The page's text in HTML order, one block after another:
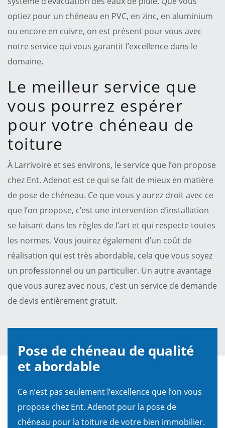
optiez pour un chéneau en PVC, en zinc, en aluminium
ou encore en cuivre, on est présent pour vous avec
notre service qui vous garantit l’excellence dans le
domaine.
Le meilleur service que
vous pourrez espérer
pour votre chéneau de
toiture
À Larrivoire et ses environs, le service que l’on propose
chez Ent. Adenot est ce qui se fait de mieux en matière
de pose de chéneau. Ce que vous y aurez droit avec ce
que l’on propose, c’est une intervention d’installation
se faisant dans les règles de l’art et qui respecte toutes
les normes. Vous jouirez également d’un coût de
réalisation qui est très abordable, cela que vous soyez
un professionnel ou un particulier. Un autre avantage
que vous aurez avec nous, c’est un service de demande
de devis entièrement gratuit.
Pose de chéneau de qualité
et abordable
Ce n’est pas seulement l’excellence que l’on vous
propose chez Ent. Adenot pour la pose de
chéneau pour la toiture de votre bien immobilier.